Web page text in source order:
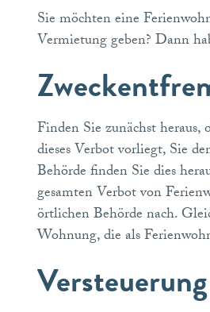
Sie möchten eine
Vermietung geben? Dann
Finden Sie zunächst
dieses Verbot vorliegt, Sie
Behörde finden Sie dies
gesamten Verbot von
örtlichen Behörde nach.
Wohnung, die als